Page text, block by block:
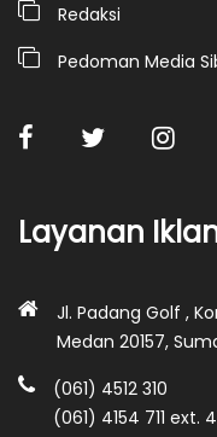
Redaksi
Pedoman Media
Layanan
Jl. Padang Golf ,
Medan 20157,
(061) 4512 310
(061) 4154 711 ext.